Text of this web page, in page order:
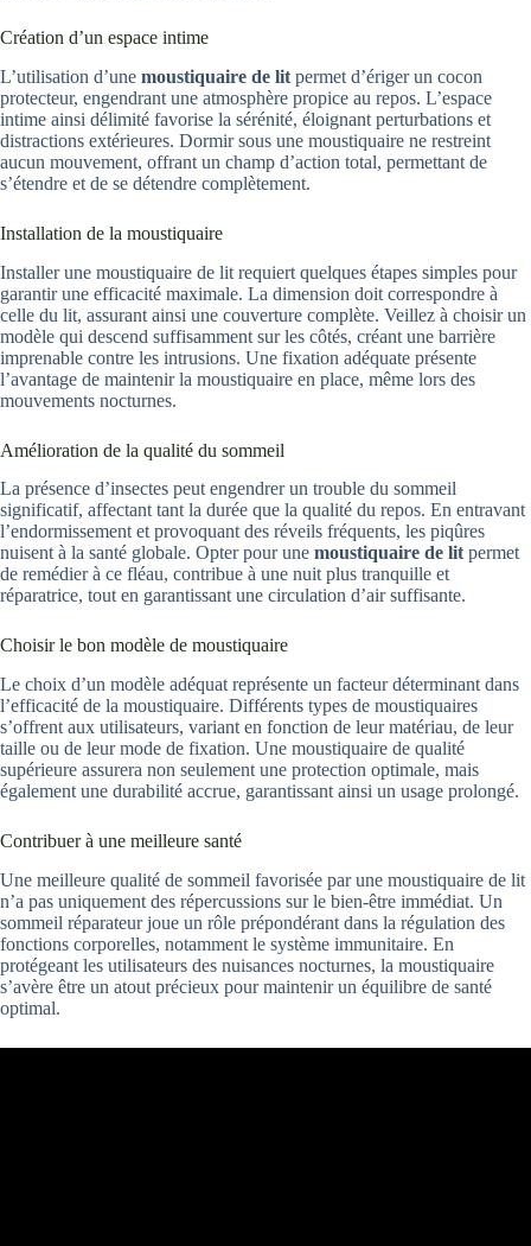
Création d’un espace intime
L’utilisation d’une moustiquaire de lit permet d’ériger un cocon
protecteur, engendrant une atmosphère propice au repos. L’espace
intime ainsi délimité favorise la sérénité, éloignant perturbations et
distractions extérieures. Dormir sous une moustiquaire ne restreint
aucun mouvement, offrant un champ d’action total, permettant de
s’étendre et de se détendre complètement.
Installation de la moustiquaire
Installer une moustiquaire de lit requiert quelques étapes simples pour
garantir une efficacité maximale. La dimension doit correspondre à
celle du lit, assurant ainsi une couverture complète. Veillez à choisir un
modèle qui descend suffisamment sur les côtés, créant une barrière
imprenable contre les intrusions. Une fixation adéquate présente
l’avantage de maintenir la moustiquaire en place, même lors des
mouvements nocturnes.
Amélioration de la qualité du sommeil
La présence d’insectes peut engendrer un trouble du sommeil
significatif, affectant tant la durée que la qualité du repos. En entravant
l’endormissement et provoquant des réveils fréquents, les piqûres
nuisent à la santé globale. Opter pour une moustiquaire de litpermet
de remédier à ce fléau, contribue à une nuit plus tranquille et
réparatrice, tout en garantissant une circulation d’air suffisante.
Choisir le bon modèle de moustiquaire
Le choix d’un modèle adéquat représente un facteur déterminant dans
l’efficacité de la moustiquaire. Différents types de moustiquaires
s’offrent aux utilisateurs, variant en fonction de leur matériau, de leur
taille ou de leur mode de fixation. Une moustiquaire de qualité
supérieure assurera non seulement une protection optimale, mais
également une durabilité accrue, garantissant ainsi un usage prolongé.
Contribuer à une meilleure santé
Une meilleure qualité de sommeil favorisée par une moustiquaire de lit
n’a pas uniquement des répercussions sur le bien-être immédiat. Un
sommeil réparateur joue un rôle prépondérant dans la régulation des
fonctions corporelles, notamment le système immunitaire. En
protégeant les utilisateurs des nuisances nocturnes, la moustiquaire
s’avère être un atout précieux pour maintenir un équilibre de santé
optimal.